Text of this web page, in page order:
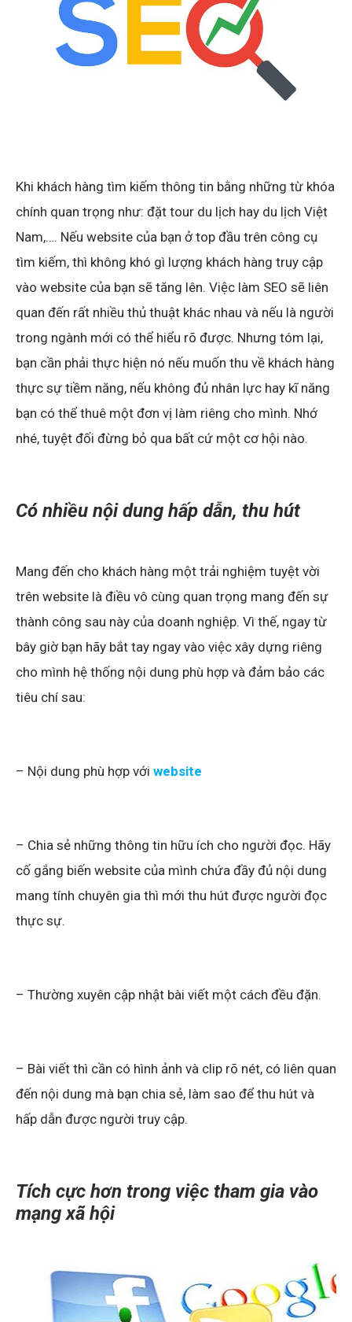
Khi khách hàng tìm kiếm thông tin bằng những từ khóa
chính quan trọng như: đặt tour du lịch hay du lịch Việt
Nam,…. Nếu website của bạn ở top đầu trên công cụ
tìm kiếm, thì không khó gì lượng khách hàng truy cập
vào website của bạn sẽ tăng lên. Việc làm SEO sẽ liên
quan đến rất nhiều thủ thuật khác nhau và nếu là người
trong ngành mới có thể hiểu rõ được. Nhưng tóm lại,
bạn cần phải thực hiện nó nếu muốn thu về khách hàng
thực sự tiềm năng, nếu không đủ nhân lực hay kĩ năng
bạn có thể thuê một đơn vị làm riêng cho mình. Nhớ
nhé, tuyệt đối đừng bỏ qua bất cứ một cơ hội nào.
Có nhiều nội dung hấp dẫn, thu hút
Mang đến cho khách hàng một trải nghiệm tuyệt vời
trên website là điều vô cùng quan trọng mang đến sự
thành công sau này của doanh nghiệp. Vì thế, ngay từ
bây giờ bạn hãy bắt tay ngay vào việc xây dựng riêng
cho mình hệ thống nội dung phù hợp và đảm bảo các
tiêu chí sau:
– Nội dung phù hợp với website
– Chia sẻ những thông tin hữu ích cho người đọc. Hãy
cố gắng biến website của mình chứa đầy đủ nội dung
mang tính chuyên gia thì mới thu hút được người đọc
thực sự.
– Thường xuyên cập nhật bài viết một cách đều đặn.
– Bài viết thì cần có hình ảnh và clip rõ nét, có liên quan
đến nội dung mà bạn chia sẻ, làm sao để thu hút và
hấp dẫn được người truy cập.
Tích cực hơn trong việc tham gia vào
mạng xã hội